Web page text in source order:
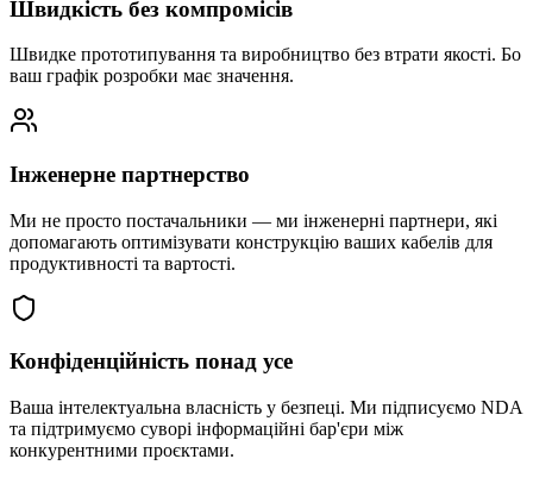
Швидкість без компромісів
Швидке прототипування та виробництво без втрати якості. Бо
ваш графік розробки має значення.
Інженерне партнерство
Ми не просто постачальники — ми інженерні партнери, які
допомагають оптимізувати конструкцію ваших кабелів для
продуктивності та вартості.
Конфіденційність понад усе
Ваша інтелектуальна власність у безпеці. Ми підписуємо NDA
та підтримуємо суворі інформаційні бар'єри між
конкурентними проєктами.